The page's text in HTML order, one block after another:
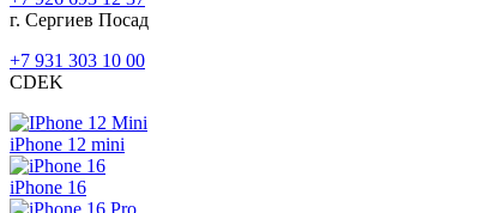
г. Сергиев Посад
+7 931 303 10 00
CDEK
iPhone 12 mini
iPhone 16